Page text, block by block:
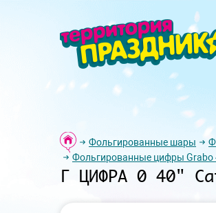
Фольгированные шары
Фольгированные цифры
Г ЦИФРА 0 40"